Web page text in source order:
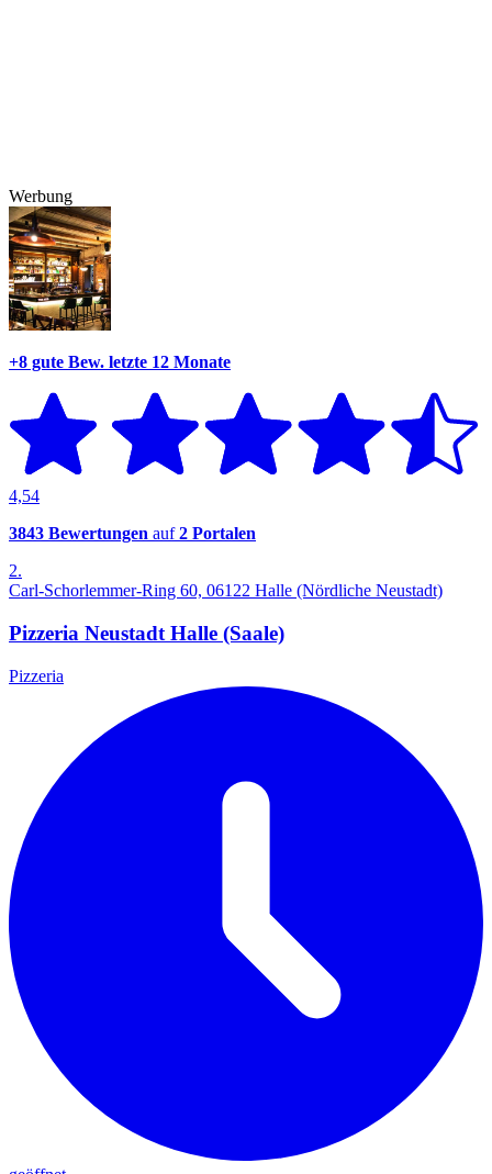
Werbung
+8 gute Bew. letzte 12 Monate
4,54
3843 Bewertungen auf2 Portalen
2.
Carl-Schorlemmer-Ring 60, 06122 Halle (Nördliche Neustadt)
Pizzeria Neustadt Halle (Saale)
Pizzeria